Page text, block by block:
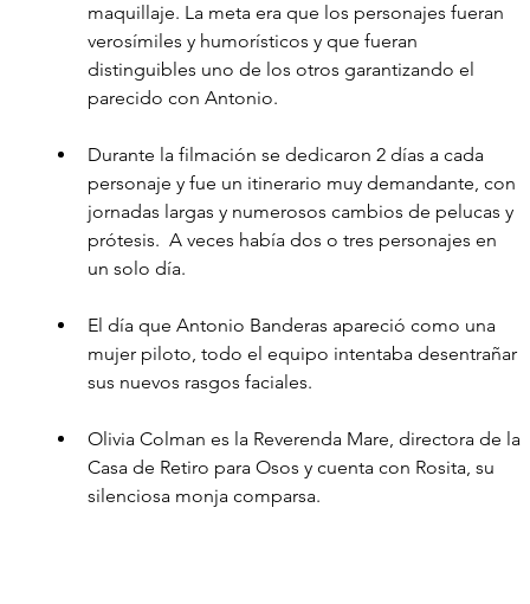
maquillaje. La meta era que los personajes fueran
verosímiles y humorísticos y que fueran
distinguibles uno de los otros garantizando el
parecido con Antonio.
Durante la filmación se dedicaron 2 días a cada
personaje y fue un itinerario muy demandante, con
jornadas largas y numerosos cambios de pelucas y
prótesis.  A veces había dos o tres personajes en
un solo día.
El día que Antonio Banderas apareció como una
mujer piloto, todo el equipo intentaba desentrañar
sus nuevos rasgos faciales.
Olivia Colman es la Reverenda Mare, directora de la
Casa de Retiro para Osos y cuenta con Rosita, su
silenciosa monja comparsa.